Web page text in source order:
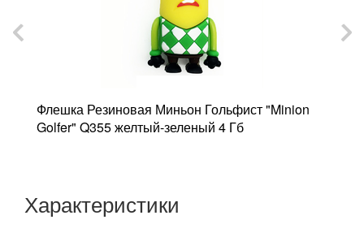
Флешка Резиновая Миньон Гольфист "Minion
Golfer" Q355 желтый-зеленый 4 Гб
Характеристики